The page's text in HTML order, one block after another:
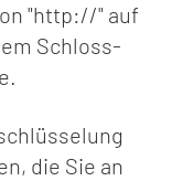
"http://" auf
Schloss-
die Sie an